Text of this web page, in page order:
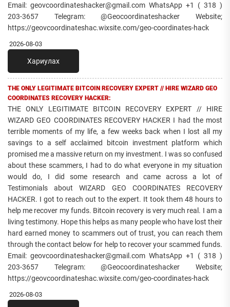
Email: geovcoordinateshacker@gmail.com WhatsApp +1 ( 318 )
203-3657 Telegram: @Geocoordinateshacker Website;
https://geovcoordinateshac.wixsite.com/geo-coordinates-hack
2026-08-03
Хариулах
THE ONLY LEGITIMATE BITCOIN RECOVERY EXPERT // HIRE WIZARD GEO
COORDINATES RECOVERY HACKER:
THE ONLY LEGITIMATE BITCOIN RECOVERY EXPERT // HIRE
WIZARD GEO COORDINATES RECOVERY HACKER I had the most
terrible moments of my life, a few weeks back when I lost all my
savings to a self acclaimed bitcoin investment platform which
promised me a massive return on my investment. I was so confused
about these scammers, I had to do what everyone in my situation
would do, I did some research and came across a lot of
Testimonials about WIZARD GEO COORDINATES RECOVERY
HACKER. I got to reach out to the expert. It took them 48 hours to
help me recover my funds. Bitcoin recovery is very much real. I am a
living testimony. Hope this helps as many people who have lost their
hard earned money to scammers out of trust, you can reach them
through the contact below for help to recover your scammed funds.
Email: geovcoordinateshacker@gmail.com WhatsApp +1 ( 318 )
203-3657 Telegram: @Geocoordinateshacker Website;
https://geovcoordinateshac.wixsite.com/geo-coordinates-hack
2026-08-03